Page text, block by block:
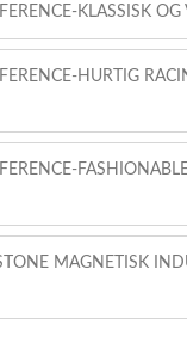
KLASSISK OG
HURTIG
STONE MAGNETISK